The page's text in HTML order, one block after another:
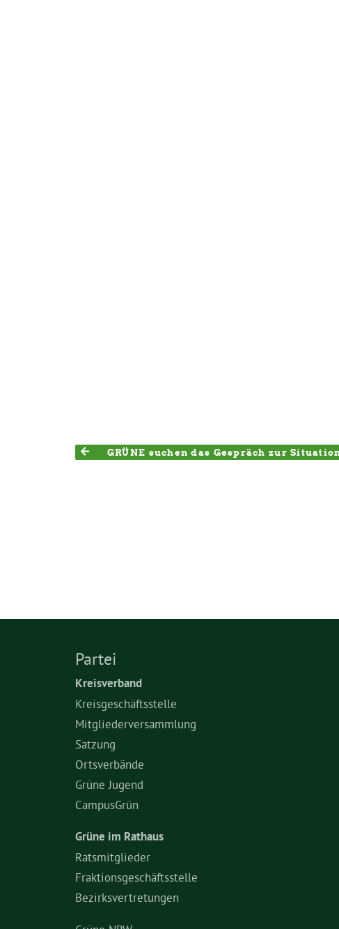
GRÜNE suchen das Gespräch zur
Partei
Kreisverband
Kreisgeschäftsstelle
Mitgliederversammlung
Satzung
Ortsverbände
Grüne Jugend
CampusGrün
Grüne im Rathaus
Ratsmitglieder
Fraktionsgeschäftsstelle
Bezirksvertretungen